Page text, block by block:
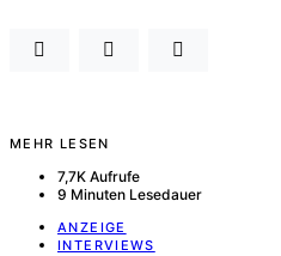
MEHR LESEN
7,7K Aufrufe
9 Minuten Lesedauer
ANZEIGE
INTERVIEWS